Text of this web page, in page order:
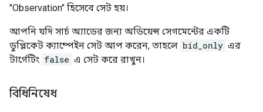
"Observation" হিসেবে সেট হয়।
আপনি যদি সার্চ অ্যাডের জন্য অডিয়েন্স সেগমেন্টের একটি
ডুপ্লিকেট ক্যাম্পেইন সেট আপ করেন, তাহলে bid_only এর
টার্গেটিং false এ সেট করে রাখুন।
বিধিনিষেধ